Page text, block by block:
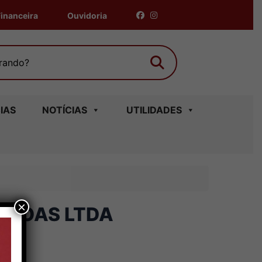
Ouvidoria
Buscar
NOTÍCIAS UTILIDADES
LTDA
×